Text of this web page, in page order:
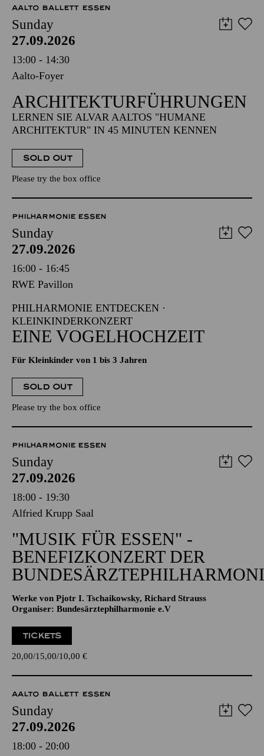
AALTO BALLETT ESSEN
Sunday
27.09.2026
13:00 - 14:30
Aalto-Foyer
ARCHITEKTUR­FÜHRUNGEN
LERNEN SIE ALVAR AALTOS "HUMANE
ARCHITEKTUR" IN 45 MINUTEN KENNEN
SOLD OUT
Please try the box office
PHILHARMONIE ESSEN
Sunday
27.09.2026
16:00 - 16:45
RWE Pavillon
PHILHARMONIE ENTDECKEN ·
KLEINKINDERKONZERT
EINE VOGELHOCHZEIT
Für Kleinkinder von 1 bis 3 Jahren
SOLD OUT
Please try the box office
PHILHARMONIE ESSEN
Sunday
27.09.2026
18:00 - 19:30
Alfried Krupp Saal
"MUSIK FÜR ESSEN" -
BENEFIZKONZERT DER
Werke von Pjotr I. Tschaikowsky, Richard Strauss
Organiser: Bundesärztephilharmonie e.V
TICKETS
20,00 15,00 10,00 €
AALTO BALLETT ESSEN
Sunday
27.09.2026
18:00 - 20:00